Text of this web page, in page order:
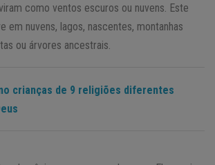
como ventos escuros ou nuvens. Este
em nuvens, lagos, nascentes, montanhas
ou árvores ancestrais.
crianças de 9 religiões diferentes